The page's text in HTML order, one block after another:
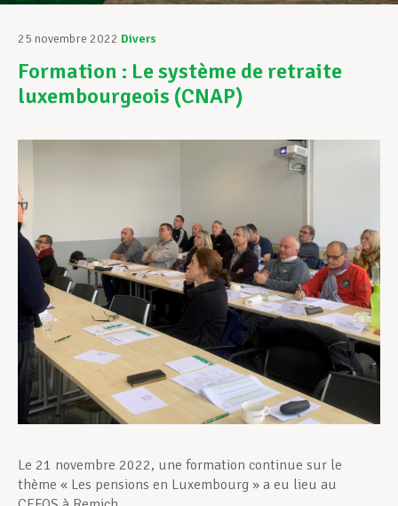
Assistance au Travail
Vos droits
Développement professionnel
Devenir Membre
Actualités
25 novembre 2022 Divers
Formation : Le système de retraite
luxembourgeois (CNAP)
Le 21 novembre 2022, une formation continue sur le
thème « Les pensions en Luxembourg » a eu lieu au